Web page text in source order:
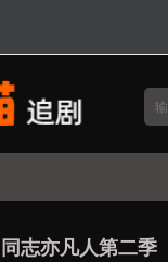
同志亦凡人第二季